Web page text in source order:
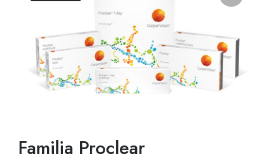
Familia Proclear